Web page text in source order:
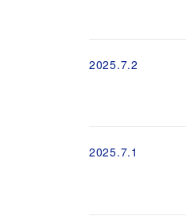
2025.7.2
2025.7.1